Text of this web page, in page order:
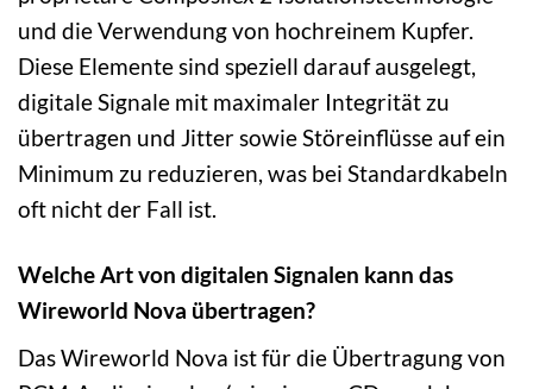
und die Verwendung von hochreinem Kupfer.
Diese Elemente sind speziell darauf ausgelegt,
digitale Signale mit maximaler Integrität zu
übertragen und Jitter sowie Störeinflüsse auf ein
Minimum zu reduzieren, was bei Standardkabeln
oft nicht der Fall ist.
Welche Art von digitalen Signalen kann das
Wireworld Nova übertragen?
Das Wireworld Nova ist für die Übertragung von